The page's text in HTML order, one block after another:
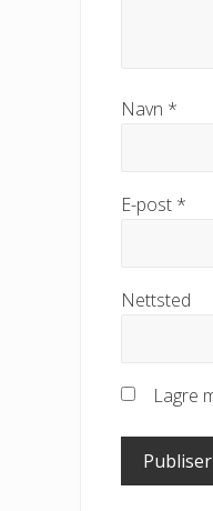
Navn *
E-post *
Nettsted
Lagre